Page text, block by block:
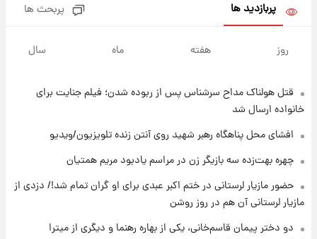
پول به معشوقه با درآمد یوفا
۱۵ ساعت پیش
۱۵ ساعت پیش
پی رفتن رامین رضاییان+ عکس
۱۵ ساعت پیش
پربازدید ها پربحث ها
روز هفته ماه سال
قتل هولناک مداح سرشناس پس از ربوده شدن؛ فیلم جنایت برای
خانواده ارسال شد
افشای محل پناهگاه‌ رهبر شهید روی آنتن زنده تلویزیون/ویدیو
چهره بهت‌زده سه بازیگر زن در مراسم یادبود مریم همتیان
حضور مازیار لرستانی در ختم اکبر عبدی برای او گران تمام شد!/ دزدی از
مازیار لرستانی آن هم در روز روشن
دو دختر پیمان قاسم‌خانی، یکی از بهاره رهنما و دیگری از میترا